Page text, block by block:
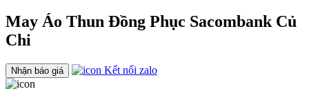
May Áo Thun Đồng Phục Sacombank Củ
Chi
Nhận báo giá Kết nối zalo